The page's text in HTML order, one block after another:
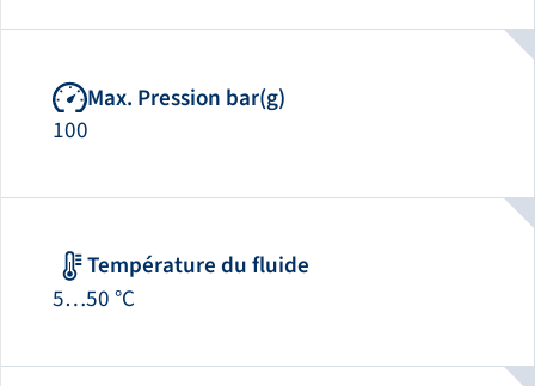
Max. Pression bar(g)
100
Température du fluide
5…50 °C